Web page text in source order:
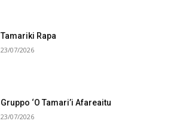
Tamariki Rapa
23/07/2026
Gruppo ‘O Tamari’i Afareaitu
23/07/2026